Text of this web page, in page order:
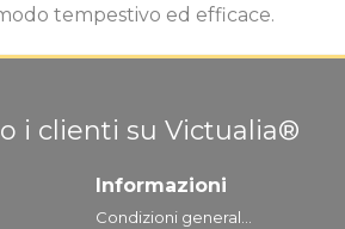
tempestivo ed efficace.
i clienti su Victualia®
Informazioni
Condizioni general...